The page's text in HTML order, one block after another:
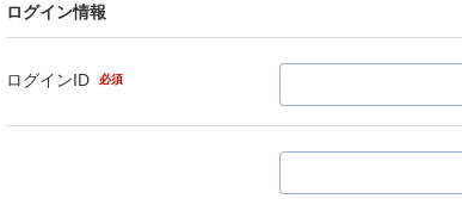
ログイン情報
ログインID 必須